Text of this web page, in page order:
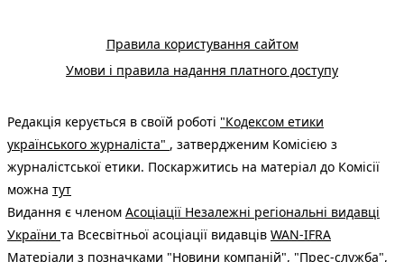
Правила користування сайтом
Умови і правила надання платного доступу
Редакція керується в своїй роботі "Кодексом етики
українського журналіста" , затвердженим Комісією з
журналістської етики. Поскаржитись на матеріал до Комісії
можна тут
Видання є членом Асоціації Незалежні регіональні видавці
України та Всесвітньої асоціації видавців WAN-IFRA
Матеріали з позначками "Новини компаній", "Прес-служба",